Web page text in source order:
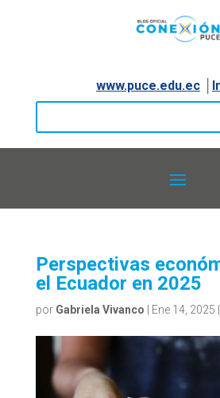
www.puce.edu.ec│
Perspectivas
el Ecuador en 2025
por Gabriela Vivanco Ene 14, 2025